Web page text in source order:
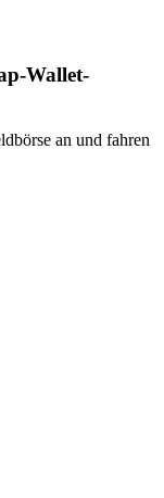
Wallet-
an und fahren